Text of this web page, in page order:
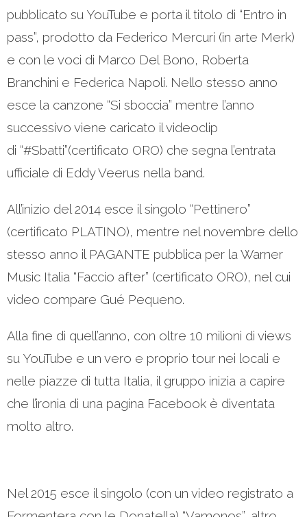
pubblicato su YouTube e porta il titolo di “Entro in
pass”, prodotto da Federico Mercuri (in arte Merk)
e con le voci di Marco Del Bono, Roberta
Branchini e Federica Napoli. Nello stesso anno
esce la canzone “Si sboccia” mentre l’anno
successivo viene caricato il videoclip
di “#Sbatti”(certificato ORO) che segna l’entrata
ufficiale di Eddy Veerus nella band.
All’inizio del 2014 esce il singolo “Pettinero”
(certificato PLATINO), mentre nel novembre dello
stesso anno il PAGANTE pubblica per la Warner
Music Italia “Faccio after” (certificato ORO), nel cui
video compare Gué Pequeno.
Alla fine di quell’anno, con oltre 10 milioni di views
su YouTube e un vero e proprio tour nei locali e
nelle piazze di tutta Italia, il gruppo inizia a capire
che l’ironia di una pagina Facebook è diventata
molto altro.
Nel 2015 esce il singolo (con un video registrato a